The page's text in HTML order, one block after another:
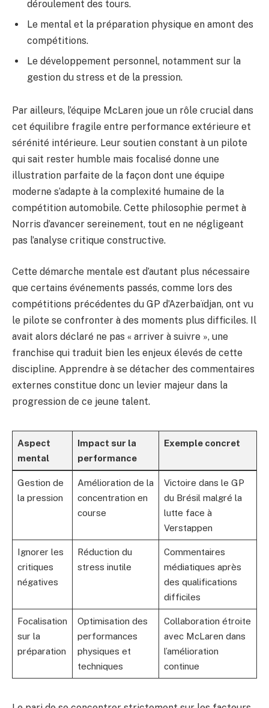
déroulement des tours.
Le mental et la préparation physique en amont des
compétitions.
Le développement personnel, notamment sur la
gestion du stress et de la pression.
Par ailleurs, l’équipe McLaren joue un rôle crucial dans
cet équilibre fragile entre performance extérieure et
sérénité intérieure. Leur soutien constant à un pilote
qui sait rester humble mais focalisé donne une
illustration parfaite de la façon dont une équipe
moderne s’adapte à la complexité humaine de la
compétition automobile. Cette philosophie permet à
Norris d’avancer sereinement, tout en ne négligeant
pas l’analyse critique constructive.
Cette démarche mentale est d’autant plus nécessaire
que certains événements passés, comme lors des
compétitions précédentes du GP d’Azerbaïdjan, ont vu
le pilote se confronter à des moments plus difficiles. Il
avait alors déclaré ne pas « arriver à suivre », une
franchise qui traduit bien les enjeux élevés de cette
discipline. Apprendre à se détacher des commentaires
externes constitue donc un levier majeur dans la
progression de ce jeune talent.
Aspect
mental
Impact sur la
performance
Exemple concret
Gestion de
la pression
Amélioration de la
concentration en
course
Victoire dans le GP
du Brésil malgré la
lutte face à
Verstappen
Ignorer les
critiques
négatives
Réduction du
stress inutile
Commentaires
médiatiques après
des qualifications
difficiles
Focalisation
sur la
préparation
Optimisation des
performances
physiques et
techniques
Collaboration étroite
avec McLaren dans
l’amélioration
continue